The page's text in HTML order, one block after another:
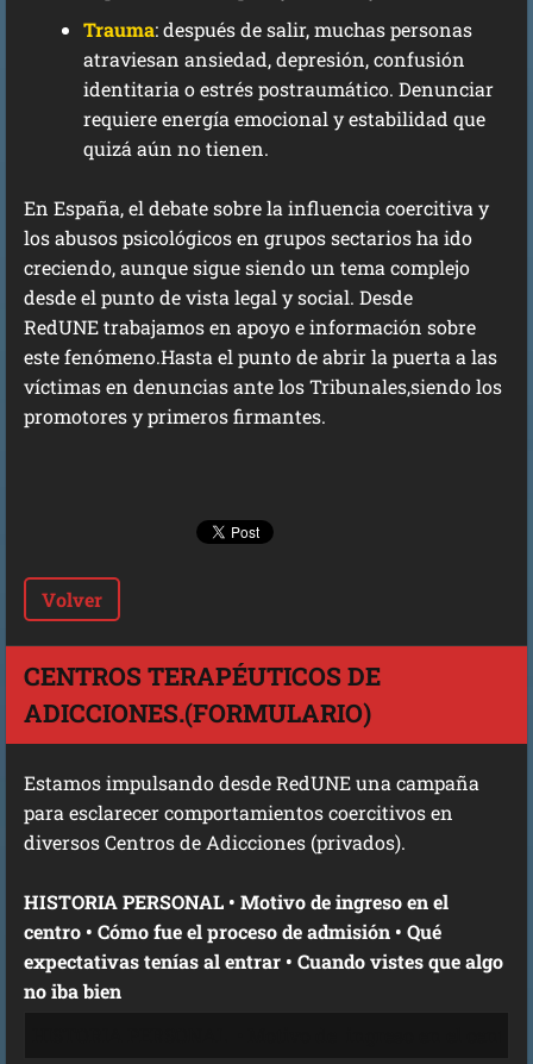
Trauma: después de salir, muchas personas
atraviesan ansiedad, depresión, confusión
identitaria o estrés postraumático. Denunciar
requiere energía emocional y estabilidad que
quizá aún no tienen.
En España, el debate sobre la influencia coercitiva y
los abusos psicológicos en grupos sectarios ha ido
creciendo, aunque sigue siendo un tema complejo
desde el punto de vista legal y social. Desde
RedUNE trabajamos en apoyo e información sobre
este fenómeno.Hasta el punto de abrir la puerta a las
víctimas en denuncias ante los Tribunales,siendo los
promotores y primeros firmantes.
Volver
CENTROS TERAPÉUTICOS DE
ADICCIONES.(FORMULARIO)
Estamos impulsando desde RedUNE una campaña
para esclarecer comportamientos coercitivos en
diversos Centros de Adicciones (privados).
HISTORIA PERSONAL • Motivo de ingreso en el
centro • Cómo fue el proceso de admisión • Qué
expectativas tenías al entrar • Cuando vistes que algo
no iba bien